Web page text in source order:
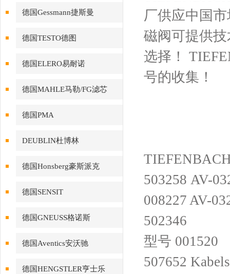
德国Gessmann捷斯曼
德国TESTO德图
德国ELERO易耐诺
德国MAHLE马勒/FG滤芯
德国PMA
DEUBLIN杜博林
德国Honsberg豪斯派克
德国SENSIT
德国GNEUSS格诺斯
德国Aventics安沃驰
德国HENGSTLER亨士乐
厂供应中国
磁阀可提供
选择！
号的收集！
503258 AV-
008227 AV-
502346
型号
507652